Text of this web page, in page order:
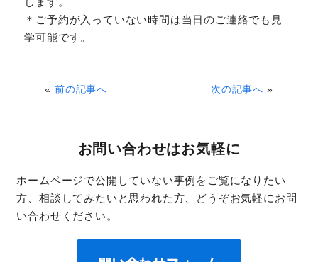
＊ご予約が入っていない時間は当日のご連絡でも見
学可能です。
«前の記事へ 次の記事へ »
お問い合わせはお気軽に
ホームページで公開していない事例をご覧になりたい
方、相談してみたいと思われた方、どうぞお気軽にお問
い合わせください。